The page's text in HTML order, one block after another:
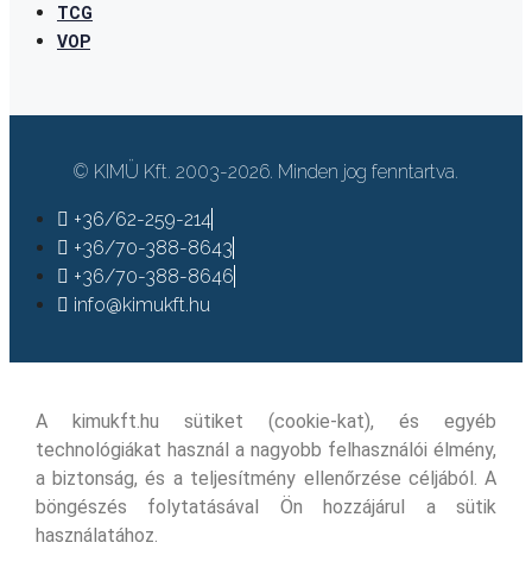
TCG
VOP
© KIMÜ Kft. 2003-2026. Minden jog fenntartva.
+36/62-259-214
+36/70-388-8643
+36/70-388-8646
info@kimukft.hu
A kimukft.hu sütiket (cookie-kat), és egyéb
technológiákat használ a nagyobb felhasználói élmény,
a biztonság, és a teljesítmény ellenőrzése céljából. A
böngészés folytatásával Ön hozzájárul a sütik
használatához.